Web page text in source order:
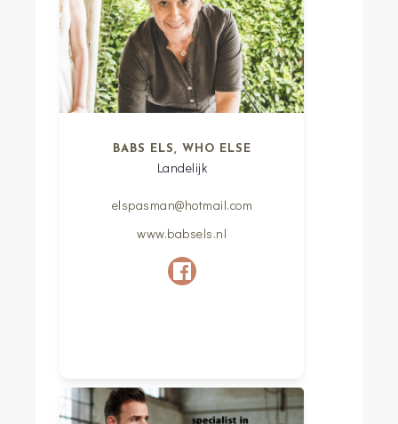
BABS ELS, WHO ELSE
Landelijk
elspasman@hotmail.com
www.babsels.nl